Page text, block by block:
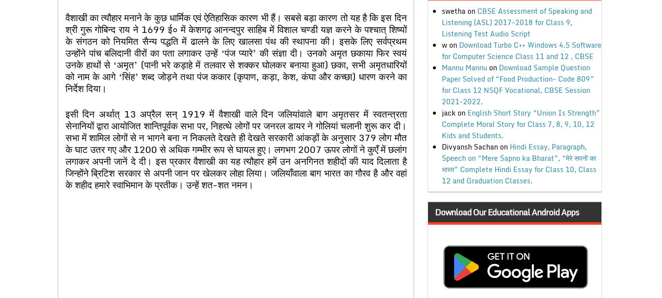
वैशाखी का त्यौहार मनाने के कुछ धार्मिक एवं ऐतिहासिक कारण भी हैं। सबसे बड़ा कारण तो यह है कि इस दिन
श्री गुरू गोबिन्द राय ने 1699 ई० में केशगढ़ आनन्दपुर साहिब में विशाल चण्डी यज्ञ करने के पश्चात् शिष्यों
के संगठन को नियमित सैन्य पद्धति में ढालने के लिए खालसा पंथ की स्थापना की। इसके लिए सर्वप्रथम
उन्होंने पांच बलिदानी वीरों का पता लगाकर उन्हें ‘पंज प्यारे’ की संज्ञा दी। उनको अमृत छकाया फिर स्वयं
उनके हाथों से ‘अमृत’ (पानी भरे कड़ाहे में तलवार से शक्कर घोलकर बनाया हुआ) छका, सभी अमृतधारियों
को नाम के आगे ‘सिंह’ शब्द जोड़ने तथा पंज ककार (कृपाण, कड़ा, केश, कंघा और कच्छा) धारण करने का
निर्देश दिया।
इसी दिन अर्थात् 13 अप्रैल सन् 1919 में वैशाखी वाले दिन जलियांवाले बाग अमृतसर में स्वतन्त्रता
सेनानियों द्वारा आयोजित शान्तिपूर्वक सभा पर, निहत्थे लोगों पर जनरल डायर ने गोलियां चलानी शुरू कर दी।
सभा में शामिल लोगों से न भागने बना न निकलते देखते ही देखते सरकारी आंकड़ों के अनुसार 379 लोग मौत
के घाट उतर गए और 1200 से अधिक गम्भीर रूप से घायल हुए। लगभग 2007 ऊपर लोगों ने कुएँ में छलांग
लगाकर अपनी जानें दे दी। इस प्रकार वैशाखी का यह त्यौहार हमें उन अनगिनत शहीदों की याद दिलाता है
जिन्होंने ब्रिटिश सरकार से अपनी जान पर खेलकर लोहा लिया। जलियाँवाला बाग भारत का गौरव है और वहां
के शहीद हमारे स्वाभिमान के प्रतीक। उन्हें शत-शत नमन।
swethaon CBSE Assessment of Speaking and
Listening (ASL) 2017-2018 for Class 9,
Listening Test Audio Script
won Download Turbo C++ Windows 4.5 Software
for Computer Science Class 11 and 12 , CBSE
Mannu Mannu on Download Sample Question
Paper Solved of “Food Production- Code 809”
for Class 12 NSQF Vocational, CBSE Session
2021-2022.
jackon English Short Story “Union Is Strength”
Complete Moral Story for Class 7, 8, 9, 10, 12
Kids and Students.
Divyansh Sachanon Hindi Essay, Paragraph,
Speech on “Mere Sapno ka Bharat”, “मेरे सपनों का
भारत” Complete Hindi Essay for Class 10, Class
12 and Graduation Classes.
Download Our Educational Android Apps